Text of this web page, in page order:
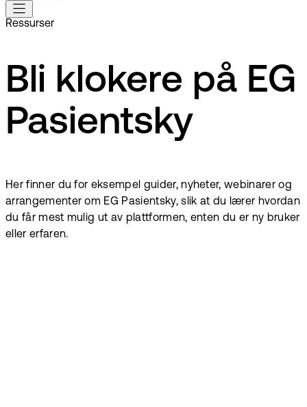
Ressurser
Bli klokere på EG
Pasientsky
Her finner du for eksempel guider, nyheter, webinarer og
arrangementer om EG Pasientsky, slik at du lærer hvordan
du får mest mulig ut av plattformen, enten du er ny bruker
eller erfaren.